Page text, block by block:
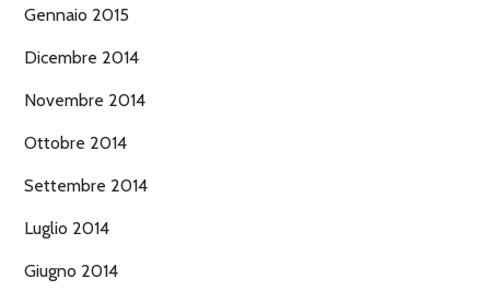
Gennaio 2015
Dicembre 2014
Novembre 2014
Ottobre 2014
Settembre 2014
Luglio 2014
Giugno 2014